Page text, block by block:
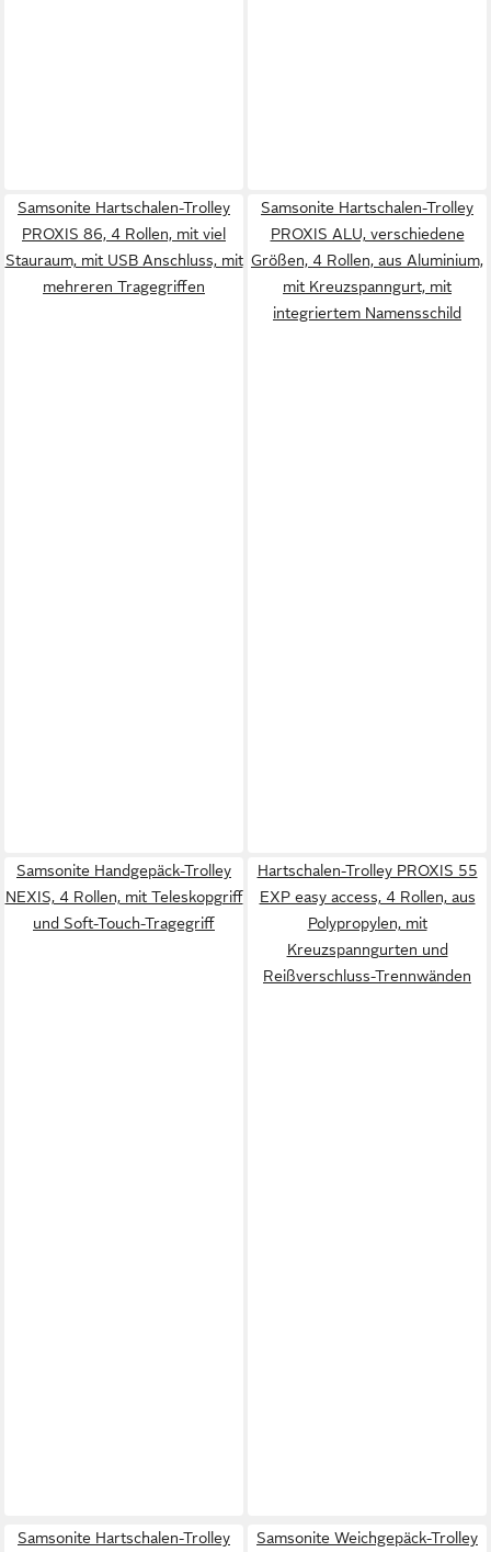
Samsonite Hartschalen-Trolley
PROXIS 86, 4 Rollen, mit viel
Stauraum, mit USB Anschluss, mit
mehreren Tragegriffen
Samsonite Hartschalen-Trolley
PROXIS ALU, verschiedene
Größen, 4 Rollen, aus Aluminium,
mit Kreuzspanngurt, mit
integriertem Namensschild
Samsonite Handgepäck-Trolley
NEXIS, 4 Rollen, mit Teleskopgriff
und Soft-Touch-Tragegriff
Hartschalen-Trolley PROXIS 55
EXP easy access, 4 Rollen, aus
Polypropylen, mit
Kreuzspanngurten und
Reißverschluss-Trennwänden
Samsonite Hartschalen-Trolley
Samsonite Weichgepäck-Trolley